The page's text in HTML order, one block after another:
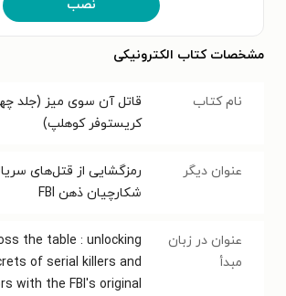
نصب
مشخصات کتاب الکترونیکی
نام کتاب
قاتل آن سوی میز (جلد
کریستوفر کوهلپ)
عنوان دیگر
رمزگشایی از قتل‌های
شکارچیان ذهن FBI
عنوان در زبان
مبدأ
the table : unlocking
of serial killers and
with the FBI's original